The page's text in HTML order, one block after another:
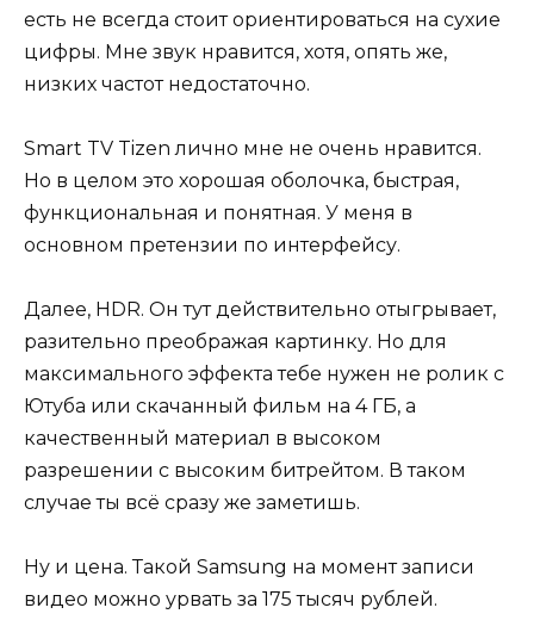
есть не всегда стоит ориентироваться на сухие
цифры. Мне звук нравится, хотя, опять же,
низких частот недостаточно.
Smart TV Tizen лично мне не очень нравится.
Но в целом это хорошая оболочка, быстрая,
функциональная и понятная. У меня в
основном претензии по интерфейсу.
Далее, HDR. Он тут действительно отыгрывает,
разительно преображая картинку. Но для
максимального эффекта тебе нужен не ролик с
Ютуба или скачанный фильм на 4 ГБ, а
качественный материал в высоком
разрешении с высоким битрейтом. В таком
случае ты всё сразу же заметишь.
Ну и цена. Такой Samsung на момент записи
видео можно урвать за 175 тысяч рублей.